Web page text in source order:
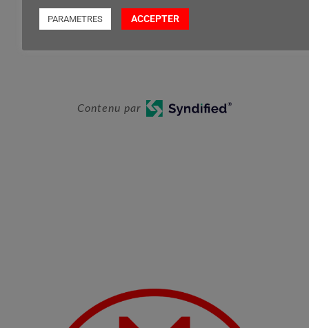
Pour l’entretien de la tête réciprocateur, vous
Contenu par
PARAMETRES ACCEPTER